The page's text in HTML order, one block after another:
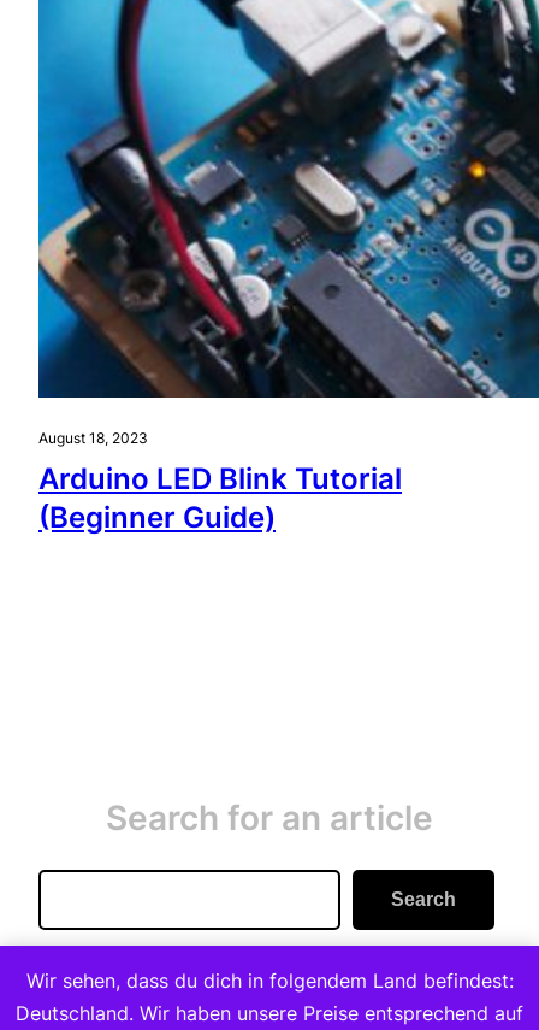
August 18, 2023
Arduino LED Blink Tutorial
(Beginner Guide)
Search for an article
Search
Wir sehen, dass du dich in folgendem Land befindest:
Deutschland. Wir haben unsere Preise entsprechend auf